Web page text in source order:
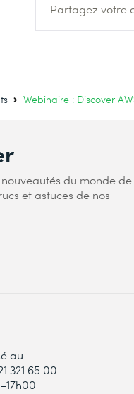
Partagez votre
Webinaire : Discover
du monde de
et astuces de nos
au
321 65 00